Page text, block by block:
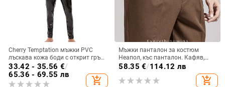
Cherry Temptation мъжки PVC
лъскава кожа боди с открит гръб,
слим кройка, подплата PU и
прави панталони
33.42 - 35.56 €/
65.36 - 69.55 лв
add_shopping_cart
Мъжки панталон за костюм
Неапол, къс панталон. Кафяв,
малък, прав, драпиран, бизнес
ежедневен, мъжки панталон с
висока талия, slim fit.
58.35 €/114.12 лв
add_shopping_cart